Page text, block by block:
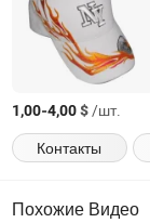
1,00-4,00$/шт.
Контакты
Похожие Видео